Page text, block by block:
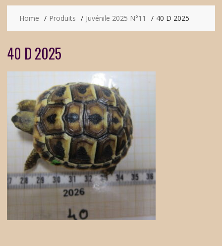
Home Produits Juvénile 2025 N°11 40 D 2025
40 D 2025